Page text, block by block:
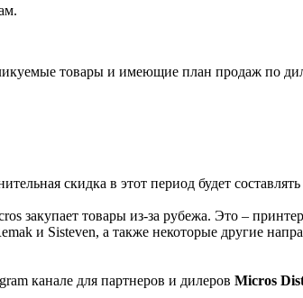
товары и имеющие план продаж по
скидка в этот период будет составлять
закупает товары из-за рубежа. Это –
и Sisteven, а также некоторые другие
канале для партнеров и дилеров Micros